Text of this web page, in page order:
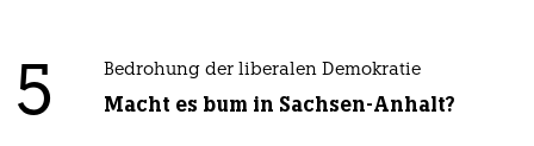
5 Bedrohung der liberalen Demokratie
Macht es bum in Sachsen-Anhalt?